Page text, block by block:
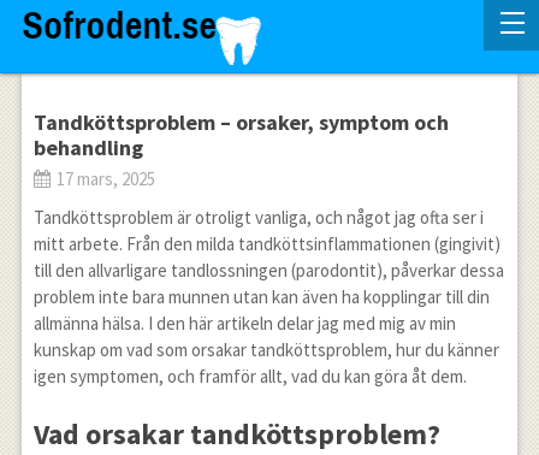
Tandköttsproblem – orsaker, symptom och
behandling
17 mars, 2025
Tandköttsproblem är otroligt vanliga, och något jag ofta ser i
mitt arbete. Från den milda tandköttsinflammationen (gingivit)
till den allvarligare tandlossningen (parodontit), påverkar dessa
problem inte bara munnen utan kan även ha kopplingar till din
allmänna hälsa. I den här artikeln delar jag med mig av min
kunskap om vad som orsakar tandköttsproblem, hur du känner
igen symptomen, och framför allt, vad du kan göra åt dem.
Vad orsakar tandköttsproblem?